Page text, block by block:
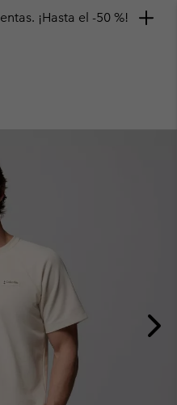
¡Hasta el -50 %!